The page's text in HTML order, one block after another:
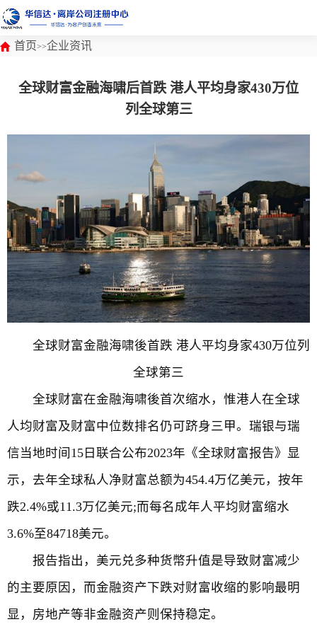
首页>>企业资讯
全球财富金融海啸后首跌 港人平均身家430万位
列全球第三
全球财富金融海啸後首跌 港人平均身家430万位列
全球第三
全球财富在金融海啸後首次缩水，惟港人在全球
人均财富及财富中位数排名仍可跻身三甲。瑞银与瑞
信当地时间15日联合公布2023年《全球财富报告》显
示，去年全球私人净财富总额为454.4万亿美元，按年
跌2.4%或11.3万亿美元;而每名成年人平均财富缩水
3.6%至84718美元。
报告指出，美元兑多种货幣升值是导致财富减少
的主要原因，而金融资产下跌对财富收缩的影响最明
显，房地产等非金融资产则保持稳定。